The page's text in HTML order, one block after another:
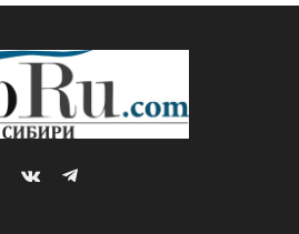
VKontakteTelegram